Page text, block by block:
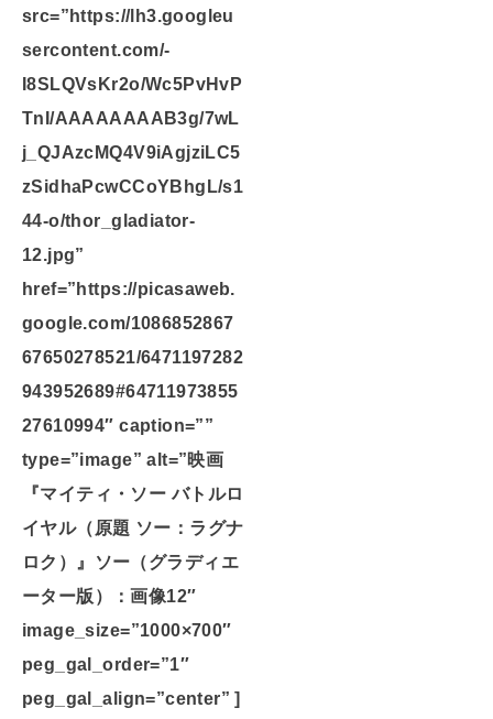
src=”https://lh3.googleu
sercontent.com/-
I8SLQVsKr2o/Wc5PvHvP
TnI/AAAAAAAAB3g/7wL
j_QJAzcMQ4V9iAgjziLC5
zSidhaPcwCCoYBhgL/s1
44-o/thor_gladiator-
12.jpg”
href=”https://picasaweb.
google.com/1086852867
67650278521/6471197282
943952689#64711973855
27610994″ caption=””
type=”image” alt=”映画
『マイティ・ソー バトルロ
イヤル（原題 ソー：ラグナ
ロク）』ソー（グラディエ
ーター版）：画像12″
image_size=”1000×700″
peg_gal_order=”1″
peg_gal_align=”center” ]